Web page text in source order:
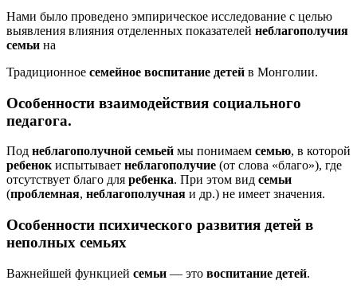
Нами было проведено эмпирическое исследование с целью
выявления влияния отделенных показателей неблагополучия
семьи на
Традиционное семейное воспитание детей в Монголии.
Особенности взаимодействия социального
педагога.
Под неблагополучной семьей мы понимаем семью, в которой
ребенок испытывает неблагополучие (от слова «благо»), где
отсутствует благо для ребенка. При этом вид семьи
(проблемная, неблагополучная и др.) не имеет значения.
Особенности психического развития детей в
неполных семьях
Важнейшей функцией семьи — это воспитание детей.